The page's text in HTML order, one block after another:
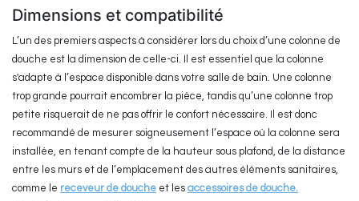
Dimensions et compatibilité
L’un des premiers aspects à considérer lors du choix d’une colonne de
douche est la dimension de celle-ci. Il est essentiel que la colonne
s'adapte à l’espace disponible dans votre salle de bain. Une colonne
trop grande pourrait encombrer la pièce, tandis qu’une colonne trop
petite risquerait de ne pas offrir le confort nécessaire. Il est donc
recommandé de mesurer soigneusement l’espace où la colonne sera
installée, en tenant compte de la hauteur sous plafond, de la distance
entre les murs et de l’emplacement des autres éléments sanitaires,
comme le receveur de douche et les accessoires de douche.